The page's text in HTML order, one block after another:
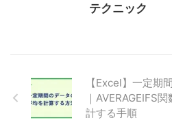
テクニック
【Excel】一定期
｜AVERAGEIFS
計する手順